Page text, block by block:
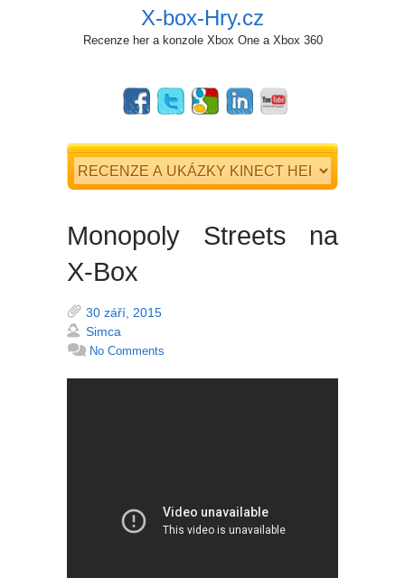
X-box-Hry.cz
Recenze her a konzole Xbox One a Xbox 360
Monopoly Streets na
X-Box
30 září, 2015
Simca
No Comments